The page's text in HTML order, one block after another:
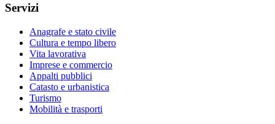
Servizi
Anagrafe e stato civile
Cultura e tempo libero
Vita lavorativa
Imprese e commercio
Appalti pubblici
Catasto e urbanistica
Turismo
Mobilità e trasporti